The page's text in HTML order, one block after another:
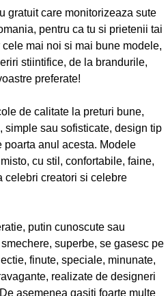
gratuit care monitorizeaza sute
pentru ca tu si prietenii tai
mai noi si mai bune modele,
stiintifice, de la brandurile,
preferate!
de calitate la preturi bune,
simple sau sofisticate, design tip
poarta anul acesta. Modele
cu stil, confortabile, faine,
celebri creatori si celebre
putin cunoscute sau
superbe, se gasesc pe
finute, speciale, minunate,
realizate de designeri
asemenea gasiti foarte multe